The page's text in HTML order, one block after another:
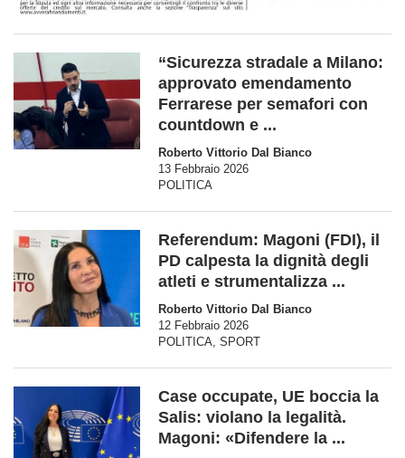
“Sicurezza stradale a Milano:
approvato emendamento
Ferrarese per semafori con
countdown e ...
Roberto Vittorio Dal Bianco
13 Febbraio 2026
POLITICA
Referendum: Magoni (FDI), il
PD calpesta la dignità degli
atleti e strumentalizza ...
Roberto Vittorio Dal Bianco
12 Febbraio 2026
POLITICA SPORT
Case occupate, UE boccia la
Salis: violano la legalità.
Magoni: «Difendere la ...